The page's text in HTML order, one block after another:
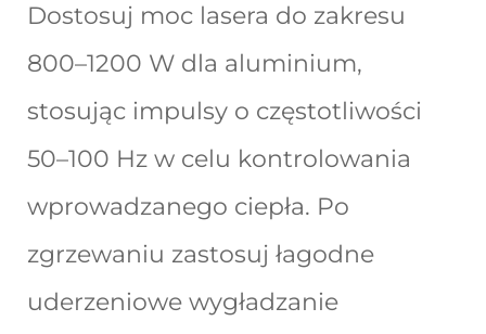
Dostosuj moc lasera do zakresu
800–1200 W dla aluminium,
stosując impulsy o częstotliwości
50–100 Hz w celu kontrolowania
wprowadzanego ciepła. Po
zgrzewaniu zastosuj łagodne
uderzeniowe wygładzanie